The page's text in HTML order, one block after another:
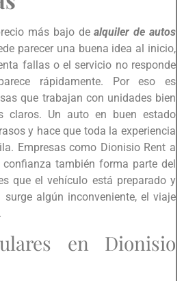
más bajo dealquiler de autos
parecer una buena idea al inicio,
fallas o el servicio no responde
rápidamente. Por eso es
que trabajan con unidades bien
claros. Un auto en buen estado
y hace que toda la experiencia
Empresas como Dionisio Rent a
confianza también forma parte del
que el vehículo está preparado y
algún inconveniente, el viaje
en Dionisio